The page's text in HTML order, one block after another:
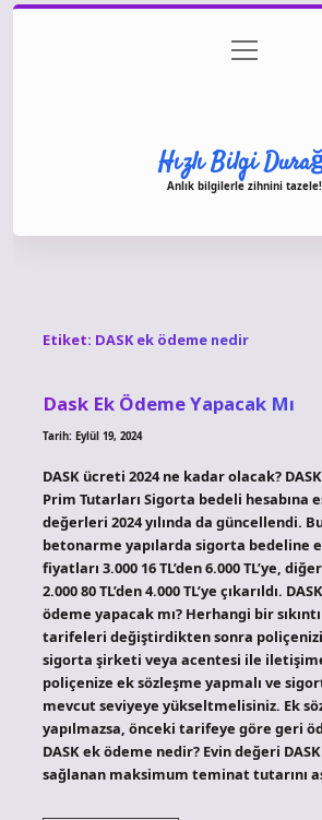
Gizlilik Politikası
menüyü
aç
Hızlı Bilgi
Anlık bilgilerle zihnini tazele!
Etiket: DASK ek ödeme nedir
Dask Ek Ödeme Yapacak Mı
Tarih: Eylül 19, 2024
DASK ücreti 2024 ne kadar olacak?
Prim Tutarları Sigorta bedeli hesabına
değerleri 2024 yılında da güncellendi.
betonarme yapılarda sigorta bedeline
fiyatları 3.000 16 TL’den 6.000 TL’ye,
2.000 80 TL’den 4.000 TL’ye çıkarıldı.
ödeme yapacak mı? Herhangi bir
tarifeleri değiştirdikten sonra poliçenizi
sigorta şirketi veya acentesi ile
poliçenize ek sözleşme yapmalı ve
mevcut seviyeye yükseltmelisiniz. Ek
yapılmazsa, önceki tarifeye göre geri
DASK ek ödeme nedir? Evin değeri
sağlanan maksimum teminat tutarını